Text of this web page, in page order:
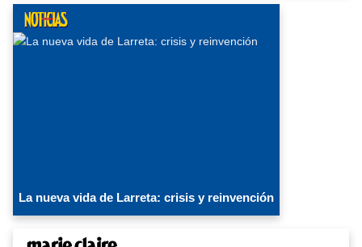
La nueva vida de Larreta: crisis y reinvención